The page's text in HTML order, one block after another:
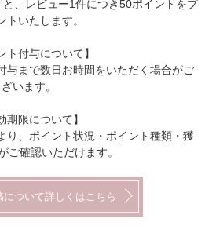
、レビュー1件につき50ポイントをプ
トいたします。
ト付与について】
与まで数日お時間をいただく場合がご
ざいます。
期限について】
り、ポイント状況・ポイント種類・獲
ご確認いただけます。
について詳しくはこちら